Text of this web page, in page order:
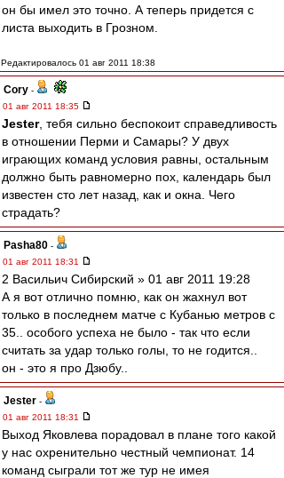
он бы имел это точно. А теперь придется с
листа выходить в Грозном.
Редактировалось 01 авг 2011 18:38
Cory -
01 авг 2011 18:35
Jester, тебя сильно беспокоит справедливость
в отношении Перми и Самары? У двух
играющих команд условия равны, остальным
должно быть равномерно пох, календарь был
известен сто лет назад, как и окна. Чего
страдать?
Pasha80 -
01 авг 2011 18:31
2 Васильич Сибирский » 01 авг 2011 19:28
А я вот отлично помню, как он жахнул вот
только в последнем матче с Кубанью метров с
35.. особого успеха не было - так что если
считать за удар только голы, то не годится..
он - это я про Дзюбу..
Jester -
01 авг 2011 18:31
Выход Яковлева порадовал в плане того какой
у нас охренительно честный чемпионат. 14
команд сыграли тот же тур не имея